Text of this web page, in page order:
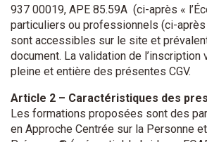
937 00019, APE 85.59A (ci-après «
particuliers ou professionnels (ci-après
sont accessibles sur le site et
document. La validation de l’inscription
pleine et entière des présentes CGV.
Article 2 – Caractéristiques des
Les formations proposées sont des
en Approche Centrée sur la Personne